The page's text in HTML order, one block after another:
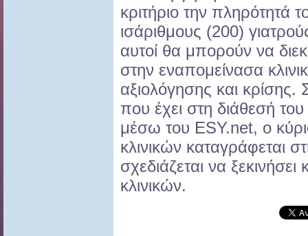
κριτήριο την πληρότητά
ισάριθμους (200)
αυτοί θα μπορούν να
στην εναπομείνασα
αξιολόγησης και
που έχει στη διάθεσή
μέσω του ESY.net, ο
κλινικών καταγράφεται
σχεδιάζεται να
κλινικών.